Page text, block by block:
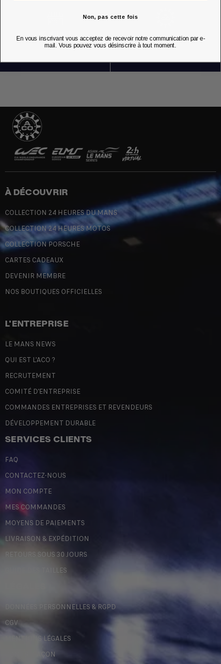
NOS BOUTIQUES
À DÉCOUVRIR
COLLECTION 24 HEURES DU MANS
COLLECTION 24 HEURES MOTOS
COLLECTION PORSCHE
CARTES CADEAUX
DEVENIR MEMBRE
NOS BOUTIQUES OFFICIELLES
L'ENTREPRISE
LE MANS NEWS
QUI EST L'ACO ?
RECRUTEMENT
COMITÉ D'ENTREPRISE
COMMANDES ENTREPRISES ET REVENDEURS
DÉVELOPPEMENT DURABLE
SERVICES CLIENTS
FAQ
CONTACTEZ-NOUS
MON COMPTE
MES COMMANDES
MOYENS DE PAIEMENTS
LIVRAISON & EXPÉDITION
RETOURS SOUS 30 JOURS
GUIDE DES TAILLES
DONNÉES PERSONNELLES & RGPD
CGV
MENTIONS LÉGALES
CONTREFAÇON
Non, pas cette fois
En vous inscrivant vous acceptez de recevoir notre communication par e-
mail. Vous pouvez vous désinscrire à tout moment.